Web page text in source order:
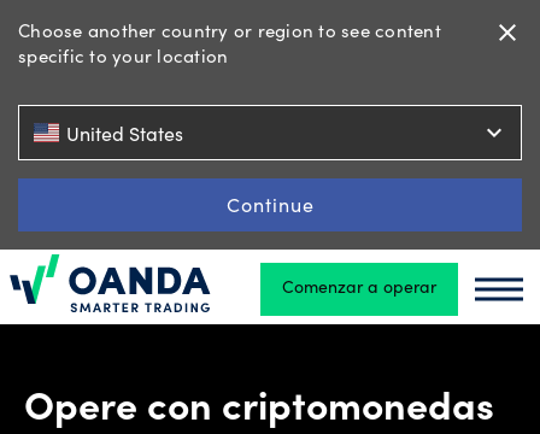
Choose another country or region to see content
specific to your location
close
United States expand_more
Continue
Oanda Comenzar a operar
Operaciones
Herramientas
y recursos
Tipos
Opere con criptomonedas